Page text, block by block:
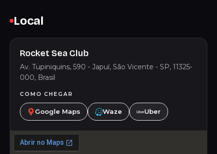
Local
Rocket Sea Club
Av. Tupiniquins, 590 - Japuí, São Vicente - SP, 11325-
000, Brasil
COMO CHEGAR
Google Maps Waze Uber